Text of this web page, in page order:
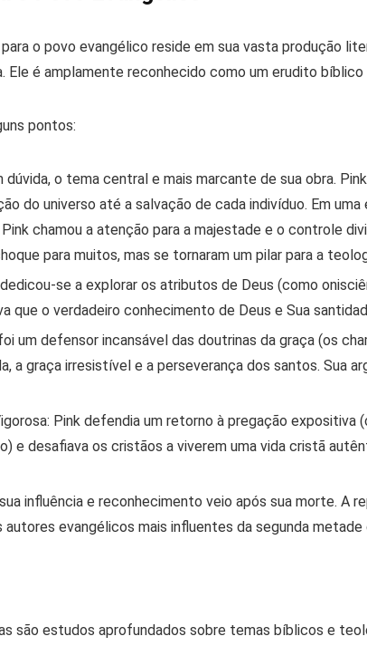
o povo evangélico reside em sua vasta produção
Ele é amplamente reconhecido como um erudito bíblico
pontos:
dúvida, o tema central e mais marcante de sua obra.
do universo até a salvação de cada indivíduo. Em
chamou a atenção para a majestade e o controle
para muitos, mas se tornaram um pilar para a
se a explorar os atributos de Deus (como
que o verdadeiro conhecimento de Deus e Sua
um defensor incansável das doutrinas da graça (os
a graça irresistível e a perseverança dos santos. Sua
Pink defendia um retorno à pregação expositiva
e desafiava os cristãos a viverem uma vida cristã
influência e reconhecimento veio após sua morte. A
evangélicos mais influentes da segunda metade
são estudos aprofundados sobre temas bíblicos e